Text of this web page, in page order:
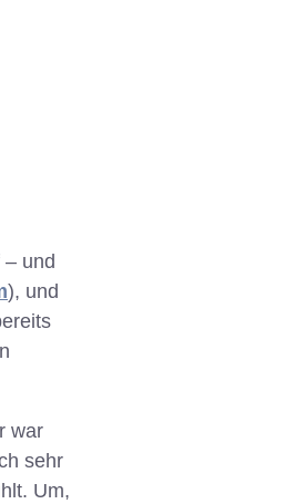
und
), und
war
sehr
Um,